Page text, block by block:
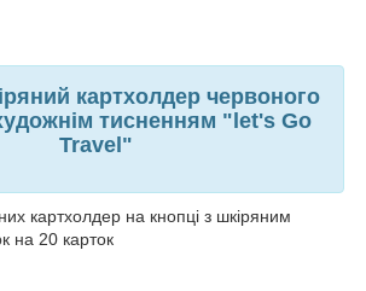
картхолдер червоного
тисненням "let's Go
Travel"
картхолдер на кнопці з шкіряним
на 20 карток